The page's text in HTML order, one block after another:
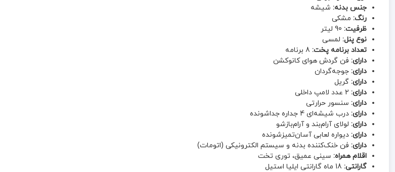
جنس بدنه: شیشه
رنگ: مشکی
ظرفیت:
نوع پنل: لمسی
تعداد برنامه پخت:
دارای: فن گردش هوای کانوکشن
دارای: جوجه‌گردان
دارای: گریل
دارای:
دارای: سنسور حرارتی
دارای: درب شیشه‌ای 4 جداره جداشونده
دارای: لولای آرام‌بند و آرام‌بازشو
دارای: دیواره لعابی آسان‌تمیزشونده
دارای: فن خنک‌کننده بدنه و سیستم الکترونیکی (اتومات)
اقلام همراه: سینی عمیق، توری تخت
گارانتی: